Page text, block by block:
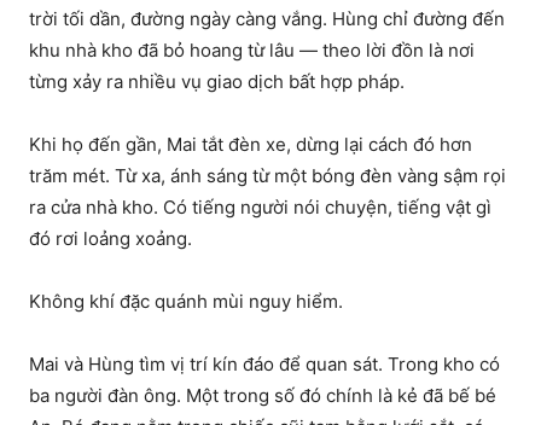
trời tối dần, đường ngày càng vắng. Hùng chỉ đường đến
khu nhà kho đã bỏ hoang từ lâu — theo lời đồn là nơi
từng xảy ra nhiều vụ giao dịch bất hợp pháp.
Khi họ đến gần, Mai tắt đèn xe, dừng lại cách đó hơn
trăm mét. Từ xa, ánh sáng từ một bóng đèn vàng sậm rọi
ra cửa nhà kho. Có tiếng người nói chuyện, tiếng vật gì
đó rơi loảng xoảng.
Không khí đặc quánh mùi nguy hiểm.
Mai và Hùng tìm vị trí kín đáo để quan sát. Trong kho có
ba người đàn ông. Một trong số đó chính là kẻ đã bế bé